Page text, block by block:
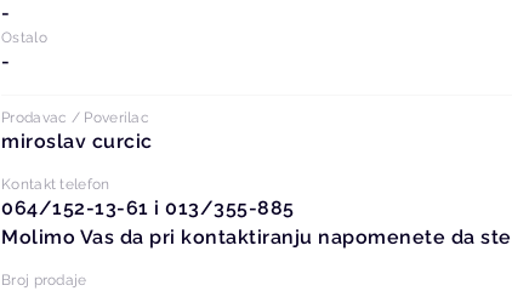
-
Ostalo
-
Prodavac / Poverilac
miroslav curcic
Kontakt telefon
064/152-13-61 i 013/355-885
Molimo Vas da pri kontaktiranju napomenete da
Broj prodaje